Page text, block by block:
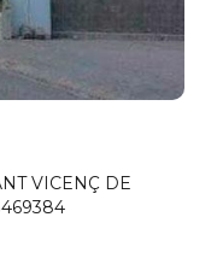
VICENÇ DE